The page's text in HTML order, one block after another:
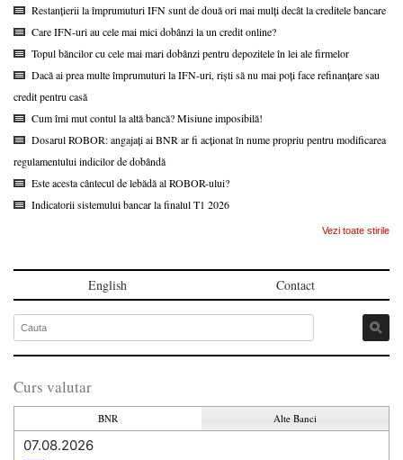
Restanțierii la împrumuturi IFN sunt de două ori mai mulți decât la creditele bancare
Care IFN-uri au cele mai mici dobânzi la un credit online?
Topul băncilor cu cele mai mari dobânzi pentru depozitele în lei ale firmelor
Dacă ai prea multe împrumuturi la IFN-uri, riști să nu mai poți face refinanțare sau
credit pentru casă
Cum îmi mut contul la altă bancă? Misiune imposibilă!
Dosarul ROBOR: angajați ai BNR ar fi acționat în nume propriu pentru modificarea
regulamentului indicilor de dobândă
Este acesta cântecul de lebădă al ROBOR-ului?
Indicatorii sistemului bancar la finalul T1 2026
Vezi toate stirile
English Contact
Curs valutar
BNR Alte Banci
07.08.2026